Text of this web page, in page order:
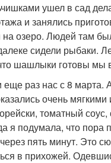
ушел в сад
и занялись
озеро. Людей там
сидели рыбаки.
шашлыки готовы мы
раз нас с 8 марта.
очень
томатный соус,
я подумала, что пора
пять минут. Это
в прихожей.